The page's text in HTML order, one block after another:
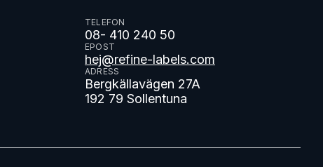
TELEFON
08- 410 240 50
EPOST
hej@refine-labels.com
ADRESS
Bergkällavägen 27A
192 79 Sollentuna